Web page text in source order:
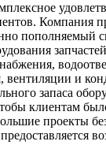
Компания
пополняемый
вентиляции и
запаса
клиентам
проекты